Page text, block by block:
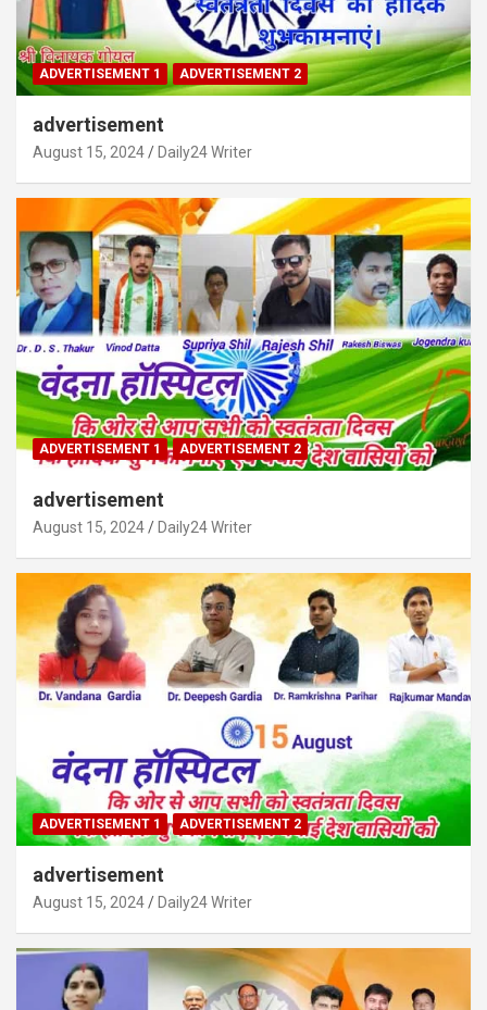
ADVERTISEMENT 1 ADVERTISEMENT 2
advertisement
August 15, 2024 Daily24 Writer
ADVERTISEMENT 1 ADVERTISEMENT 2
advertisement
August 15, 2024 Daily24 Writer
ADVERTISEMENT 1 ADVERTISEMENT 2
advertisement
August 15, 2024 Daily24 Writer